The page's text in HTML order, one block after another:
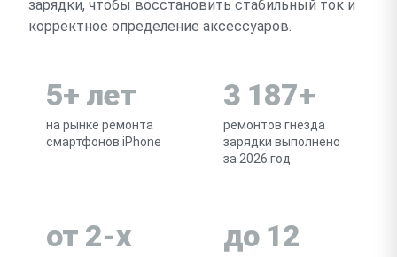
зарядки, чтобы восстановить стабильный ток и
корректное определение аксессуаров.
5+ лет
на рынке ремонта
смартфонов iPhone
3 187+
ремонтов гнезда
зарядки выполнено
за 2026 год
от 2-х
до 12